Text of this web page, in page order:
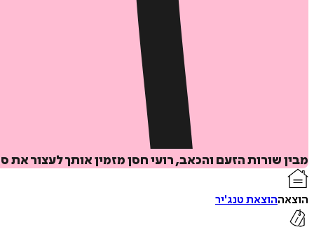
מבין שורות הזעם והכאב, רועי חסן מזמין אותך לעצור
הוצאההוצאת טנג'יר